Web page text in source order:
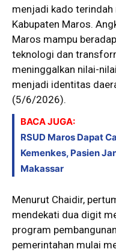
menjadi kado
Kabupaten Maros.
Maros mampu
teknologi dan
meninggalkan nilai-
menjadi identitas
(5/6/2026).
BACA JUGA:
RSUD Maros Dapat
Kemenkes, Pasien
Makassar
Menurut Chaidir,
mendekati dua digit
program
pemerintahan mulai